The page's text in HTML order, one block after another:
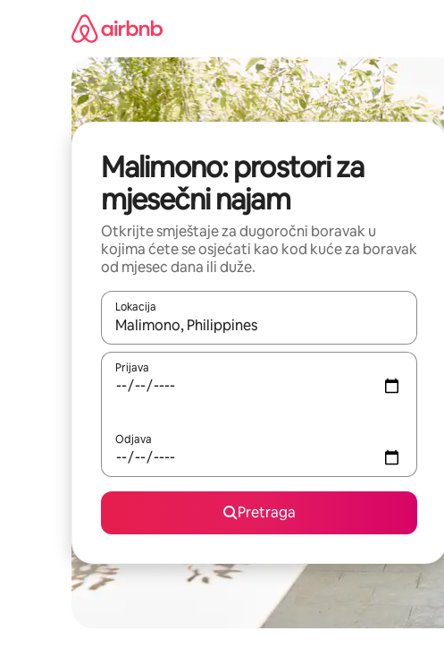
Malimono: prostori za
mjesečni najam
Otkrijte smještaje za dugoročni boravak u
kojima ćete se osjećati kao kod kuće za boravak
od mjesec dana ili duže.
Lokacija
Kad su rezultati dostupni, možete da se krećete kroz
Prijava
Odjava
Pretraga